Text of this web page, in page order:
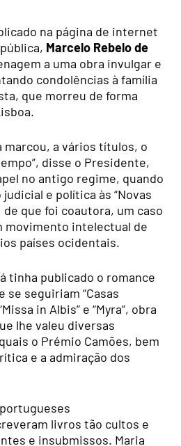
na página de internet
Marcelo Rebelo de
a uma obra invulgar e
condolências à família
que morreu de forma
marcou, a vários títulos, o
disse o Presidente,
no antigo regime, quando
e política às “Novas
de que foi coautora, um caso
movimento intelectual de
países ocidentais.
tinha publicado o romance
se seguiriam “Casas
in Albis” e “Myra”, obra
lhe valeu diversas
o Prémio Camões, bem
e a admiração dos
livros tão cultos e
e insubmissos. Maria